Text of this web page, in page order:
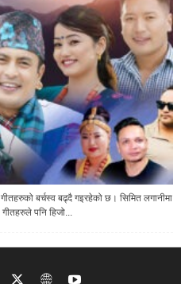
बर्चस्व बढ्दै गइरहेको छ। सिमित लगानीमा
पनि हिजो...